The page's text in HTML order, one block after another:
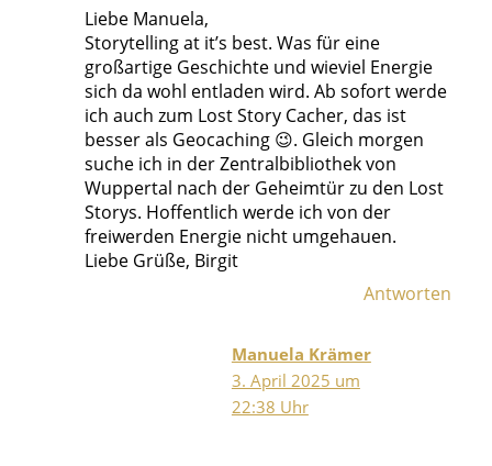
Liebe Manuela,
Storytelling at it’s best. Was für eine
großartige Geschichte und wieviel Energie
sich da wohl entladen wird. Ab sofort werde
ich auch zum Lost Story Cacher, das ist
besser als Geocaching 😉. Gleich morgen
suche ich in der Zentralbibliothek von
Wuppertal nach der Geheimtür zu den Lost
Storys. Hoffentlich werde ich von der
freiwerden Energie nicht umgehauen.
Liebe Grüße, Birgit
Antworten
Manuela Krämer
3. April 2025 um
22:38 Uhr